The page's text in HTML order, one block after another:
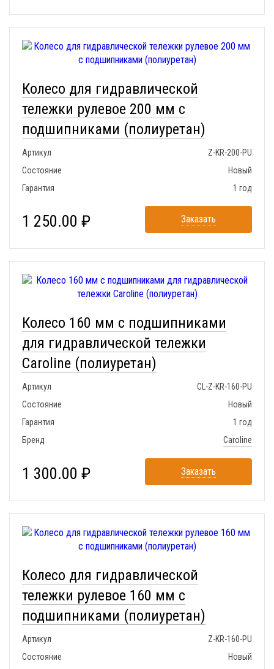
Колесо для гидравлической
тележки рулевое 200 мм с
подшипниками (полиуретан)
Артикул
Z-KR-200-PU
Состояние
Новый
Гарантия
1 год
1 250.00 ₽ Заказать
Колесо 160 мм с подшипниками
для гидравлической тележки
Caroline (полиуретан)
Артикул
CL-Z-KR-160-PU
Состояние
Новый
Гарантия
1 год
Бренд
Caroline
1 300.00 ₽ Заказать
Колесо для гидравлической
тележки рулевое 160 мм с
подшипниками (полиуретан)
Артикул
Z-KR-160-PU
Состояние
Новый